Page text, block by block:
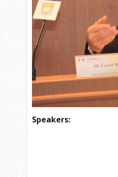
Speakers: